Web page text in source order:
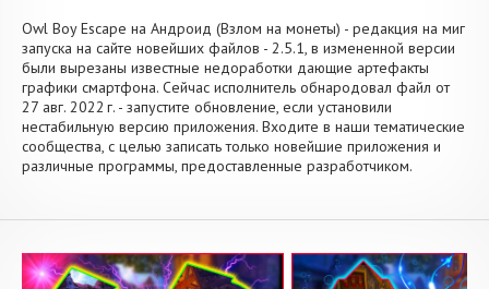
Owl Boy Escape на Андроид (Взлом на монеты) - редакция на миг
запуска на сайте новейших файлов - 2.5.1, в измененной версии
были вырезаны известные недоработки дающие артефакты
графики смартфона. Сейчас исполнитель обнародовал файл от
27 авг. 2022 г. - запустите обновление, если установили
нестабильную версию приложения. Входите в наши тематические
сообщества, с целью записать только новейшие приложения и
различные программы, предоставленные разработчиком.